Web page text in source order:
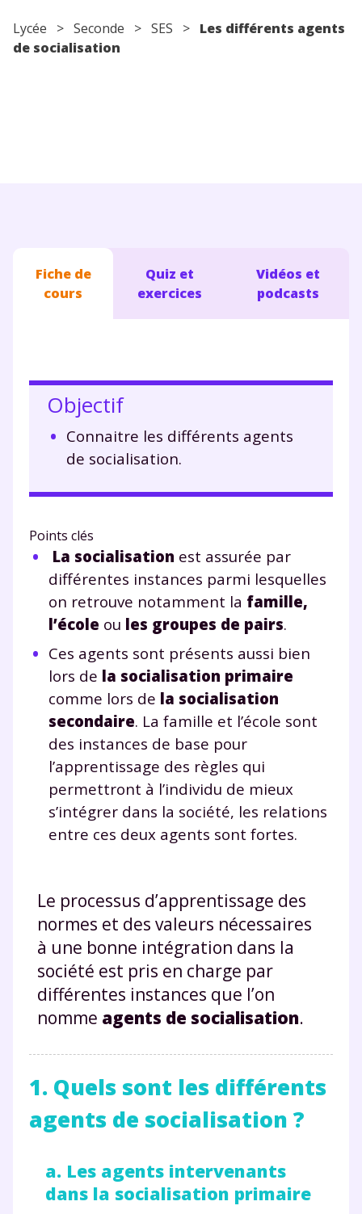
Lycée > Seconde > SES > Les différents agents
de socialisation
Fiche de
cours
Quiz et
exercices
Vidéos et
podcasts
Objectif
Connaitre les différents agents
de socialisation.
Points clés
La socialisation est assurée par
différentes instances parmi lesquelles
on retrouve notamment la famille,
l’école ou les groupes de pairs.
Ces agents sont présents aussi bien
lors de la socialisation primaire
comme lors de la socialisation
secondaire. La famille et l’école sont
des instances de base pour
l’apprentissage des règles qui
permettront à l’individu de mieux
s’intégrer dans la société, les relations
entre ces deux agents sont fortes.
Le processus d’apprentissage des
normes et des valeurs nécessaires
à une bonne intégration dans la
société est pris en charge par
différentes instances que l’on
nomme agents de socialisation.
1. Quels sont les différents
agents de socialisation ?
a. Les agents intervenants
dans la socialisation primaire